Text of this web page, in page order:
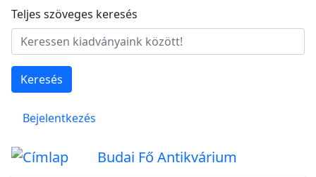
Ugrás a tartalomra
Teljes szöveges keresés
Keresés
Felhasználói fiók menüje
Bejelentkezés
Budai Fő Antikvárium